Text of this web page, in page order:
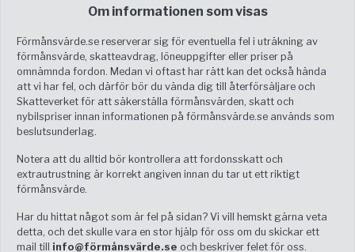
Om informationen som visas
Förmånsvärde.se reserverar sig för eventuella fel i uträkning av
förmånsvärde, skatteavdrag, löneuppgifter eller priser på
omnämnda fordon. Medan vi oftast har rätt kan det också hända
att vi har fel, och därför bör du vända dig till återförsäljare och
Skatteverket för att säkerställa förmånsvärden, skatt och
nybilspriser innan informationen på förmånsvärde.se används som
beslutsunderlag.
Notera att du alltid bör kontrollera att fordonsskatt och
extrautrustning är korrekt angiven innan du tar ut ett riktigt
förmånsvärde.
Har du hittat något som är fel på sidan? Vi vill hemskt gärna veta
detta, och det skulle vara en stor hjälp för oss om du skickar ett
mail till info@förmånsvärde.se och beskriver felet för oss.